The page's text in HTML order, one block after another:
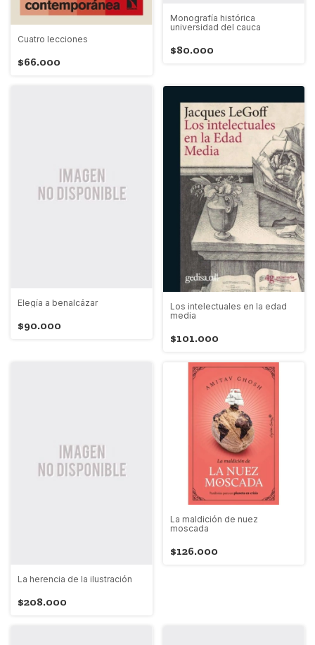
Cuatro lecciones
$66.000
Monografía histórica
universidad del cauca
$80.000
Elegía a benalcázar
$90.000
Los intelectuales en la edad
media
$101.000
La herencia de la ilustración
$208.000
La maldición de nuez
moscada
$126.000